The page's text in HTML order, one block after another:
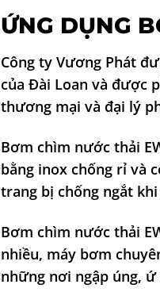
ỨNG DỤNG
Công ty Vương Phát
của Đài Loan và được
thương mại và đại lý
Bơm chìm nước thải
bằng inox chống rỉ và
trang bị chống ngắt
Bơm chìm nước thải
nhiều, máy bơm
những nơi ngập úng,